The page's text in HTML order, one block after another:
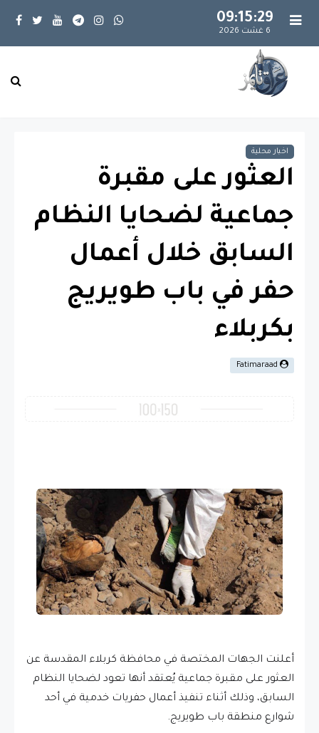
09:15:29
6 غشت 2026
اخبار محلية
العثور على مقبرة
جماعية لضحايا النظام
السابق خلال أعمال
حفر في باب طويريج
بكربلاء
Fatimaraad
أعلنت الجهات المختصة في محافظة كربلاء المقدسة عن
العثور على مقبرة جماعية يُعتقد أنها تعود لضحايا النظام
السابق، وذلك أثناء تنفيذ أعمال حفريات خدمية في أحد
شوارع منطقة باب طويريج.